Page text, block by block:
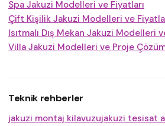
Spa Jakuzi Modelleri ve Fiyatları
Çift Kişilik Jakuzi Modelleri ve
Isıtmalı Dış Mekan Jakuzi Modelleri
Villa Jakuzi Modelleri ve Proje
Teknik rehberler
jakuzi montaj kilavuzujakuzi tesisat